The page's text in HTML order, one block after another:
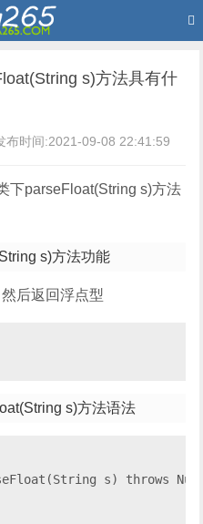
s)方法具有什
布时间:2021-09-08 22:41:59
下parseFloat(String s)方法
s)方法功能
后返回浮点型
s)方法语法
s) throws